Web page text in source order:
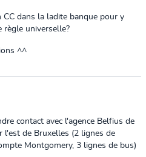
dans la ladite banque pour y
règle universelle?
^^
contact avec l'agence Belfius de
l'est de Bruxelles (2 lignes de
Montgomery, 3 lignes de bus)